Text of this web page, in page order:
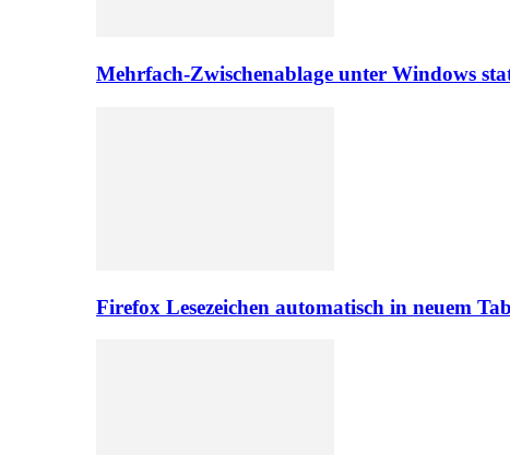
Mehrfach-Zwischenablage unter Windows
Firefox Lesezeichen automatisch in neuem